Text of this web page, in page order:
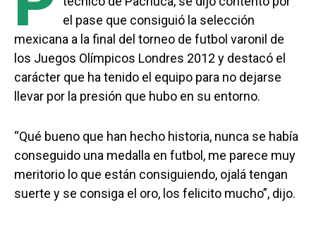
el pase que consiguió la selección
mexicana a la final del torneo de futbol varonil de
los Juegos Olímpicos Londres 2012 y destacó el
carácter que ha tenido el equipo para no dejarse
llevar por la presión que hubo en su entorno.
“Qué bueno que han hecho historia, nunca se había
conseguido una medalla en futbol, me parece muy
meritorio lo que están consiguiendo, ojalá tengan
suerte y se consiga el oro, los felicito mucho”, dijo.